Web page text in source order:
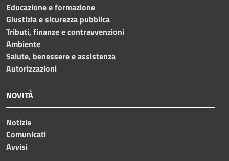
Educazione e formazione
Giustizia e sicurezza pubblica
Tributi, finanze e contravvenzioni
Ambiente
Salute, benessere e assistenza
Autorizzazioni
NOVITÀ
Notizie
Comunicati
Avvisi